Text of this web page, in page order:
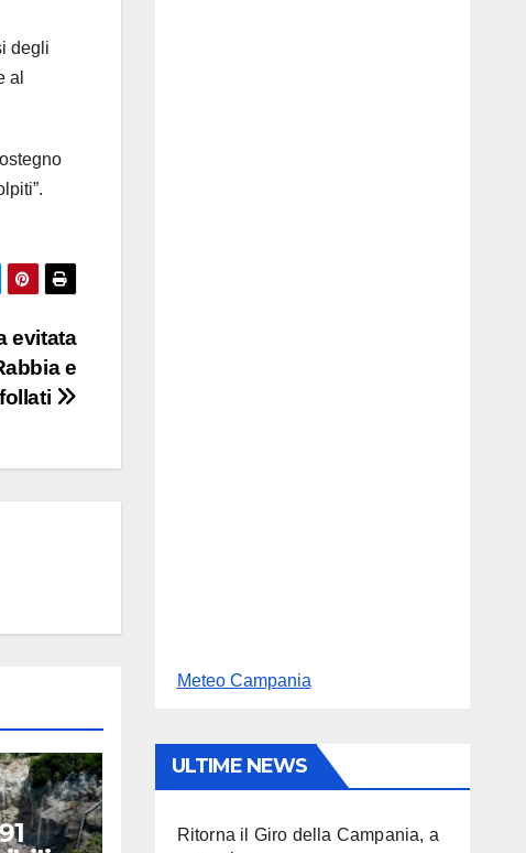
degli
al
evitata
e
Meteo Campania
ULTIME NEWS
Ritorna il Giro della Campania, a